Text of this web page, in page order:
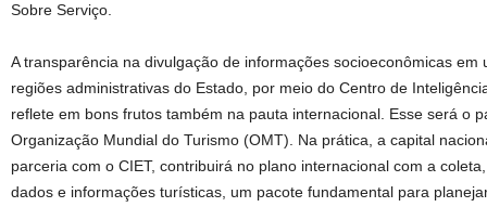
Sobre Serviço.
A transparência na divulgação de informações socioeconômicas
regiões administrativas do Estado, por meio do Centro de
reflete em bons frutos também na pauta internacional. Esse será o
Organização Mundial do Turismo (OMT). Na prática, a capital
parceria com o CIET, contribuirá no plano internacional com a
dados e informações turísticas, um pacote fundamental para